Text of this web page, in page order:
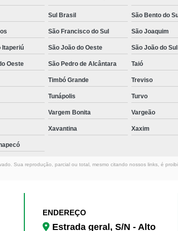
Sul Brasil São Bento do
São Francisco do Sul São Joaquim
Itaperiú São João do Oeste São João do Sul
Oeste São Pedro de Alcântara Taió
Timbó Grande Treviso
Tunápolis Turvo
Vargem Bonita Vargeão
Xavantina Xaxim
Sua reprodução, parcial ou total, mesmo citando nossos links, é
ENDEREÇO
Estrada geral, S/N - Alto